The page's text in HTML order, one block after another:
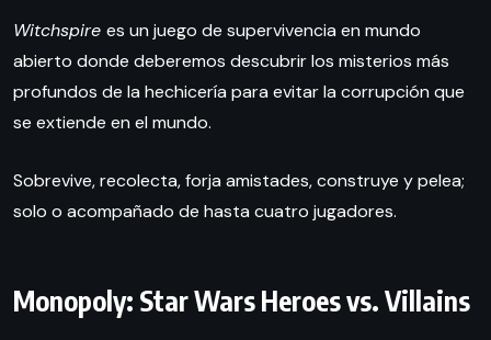
Witchspire es un juego de supervivencia en mundo
abierto donde deberemos descubrir los misterios más
profundos de la hechicería para evitar la corrupción que
se extiende en el mundo.
Sobrevive, recolecta, forja amistades, construye y pelea;
solo o acompañado de hasta cuatro jugadores.
Monopoly: Star Wars Heroes vs. Villains